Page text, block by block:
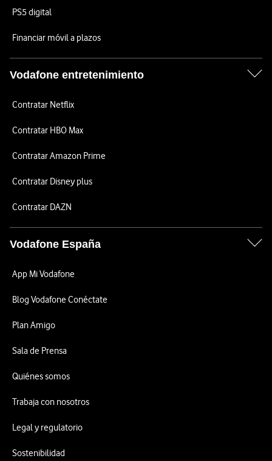
PS5 digital
Financiar móvil a plazos
Vodafone entretenimiento
Contratar Netflix
Contratar HBO Max
Contratar Amazon Prime
Contratar Disney plus
Contratar DAZN
Vodafone España
App Mi Vodafone
Blog Vodafone Conéctate
Plan Amigo
Sala de Prensa
Quiénes somos
Trabaja con nosotros
Legal y regulatorio
Sostenibilidad